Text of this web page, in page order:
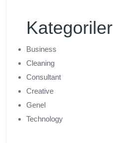
Kategoriler
Business
Cleaning
Consultant
Creative
Genel
Technology